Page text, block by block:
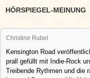
HÖRSPIEGEL-MEINUNG
Christine Rubel
Kensington Road
prall gefüllt mit Indie-Rock
Treibende Rythmen und die